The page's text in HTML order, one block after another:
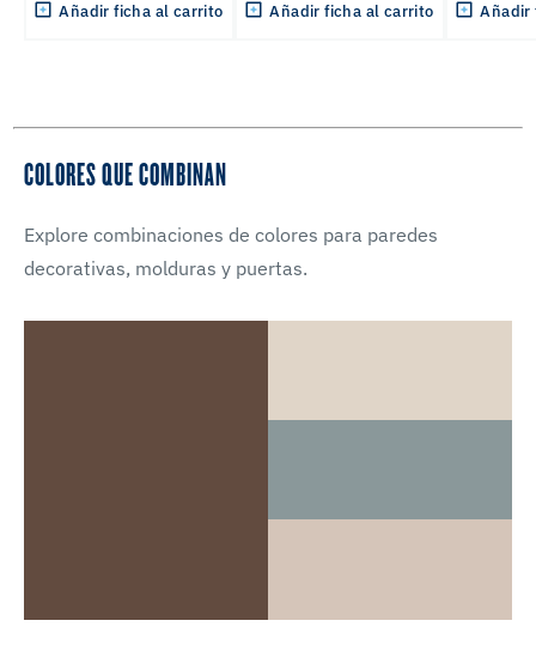
Añadir ficha al carrito Añadir ficha al carrito Añadir
COLORES QUE COMBINAN
Explore combinaciones de colores para paredes
decorativas, molduras y puertas.